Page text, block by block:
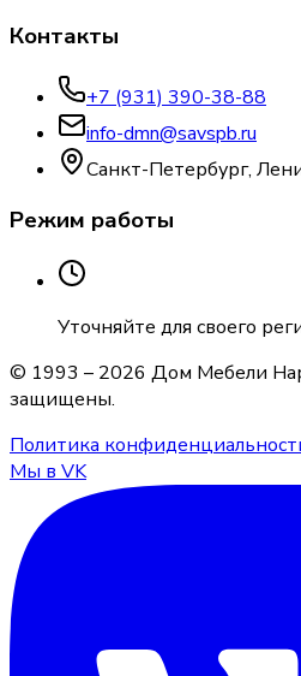
Контакты
+7 (931) 390-38-88
info-dmn@savspb.ru
Санкт-Петербург,
Режим работы
Уточняйте для своего
© 1993 – 2026 Дом Мебели
защищены.
Политика
Мы в VK